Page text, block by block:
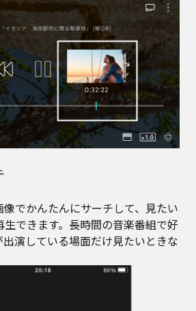
でかんたんにサーチして、見たい
生できます。長時間の音楽番組で好
演している場面だけ見たいときな